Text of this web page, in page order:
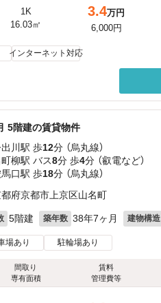
1K
16.03㎡
3.4万円
6,000円
インターネット対応
5階建の賃貸物件
川駅 歩12分 （烏丸線）
町柳駅 バス8分 歩4分 （叡電など）
口駅 歩18分 （烏丸線）
府京都市上京区山名町
5階建 築年数 38年7ヶ月 建物構造
場あり 駐輪場あり
間取り
専有面積
賃料
管理費等